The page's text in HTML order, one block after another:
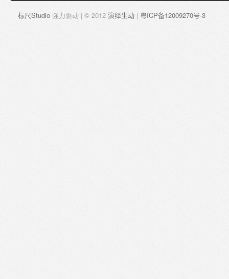
标尺Studio 强力驱动 | © 2012 演绎生动 | 粤ICP备12009270号-3